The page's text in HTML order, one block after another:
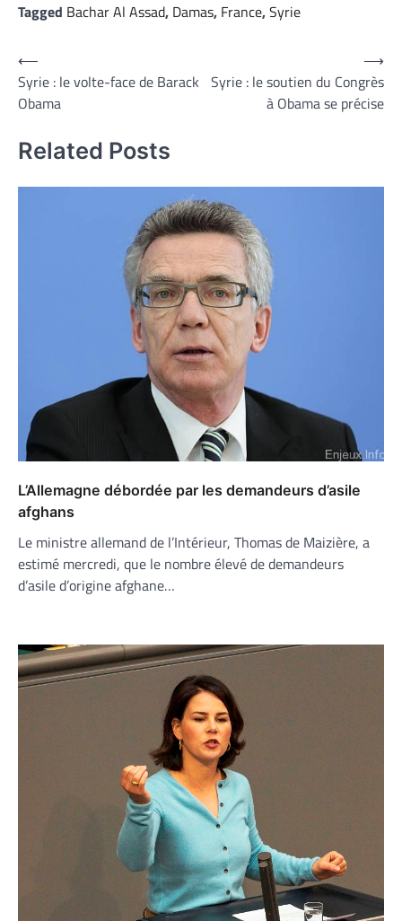
Tagged Bachar Al Assad, Damas, France,Syrie
Navigation
de
l’article
⟵
Syrie : le volte-face de Barack
Obama
Syrie : le soutien du Congrès
à Obama se précise
⟶
Related Posts
L’Allemagne débordée par les demandeurs d’asile
afghans
Le ministre allemand de l’Intérieur, Thomas de Maizière, a
estimé mercredi, que le nombre élevé de demandeurs
d’asile d’origine afghane…